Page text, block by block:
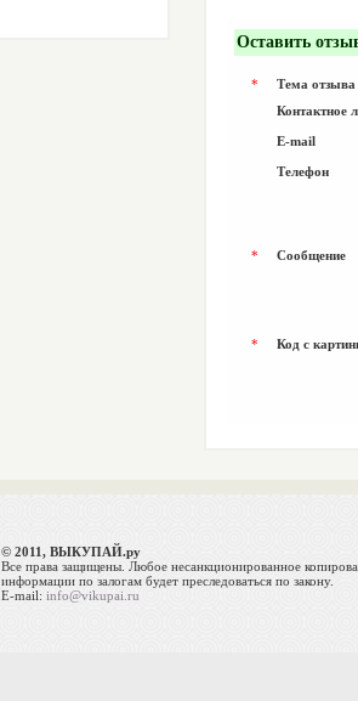
Оставить
*
Тема отзыва
Контактное
E-mail
Телефон
* Сообщение
* Код с
© 2011, ВЫКУПАЙ.ру
Все права защищены. Любое несанкционированное
информации по залогам будет преследоваться по закону.
E-mail:info@vikupai.ru